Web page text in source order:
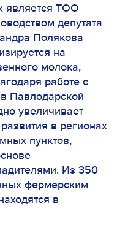
является ТОО
депутата
Полякова
на
молока,
работе с
Павлодарской
увеличивает
в регионах
пунктов,
Из 350
фермерским
в